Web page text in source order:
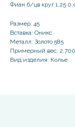
Фиан б/цв круг 1,25
Размер: 45
Вставка: Оникс
Металл: Золото 585
Примерный вес: 2,700
Вид изделия: Колье